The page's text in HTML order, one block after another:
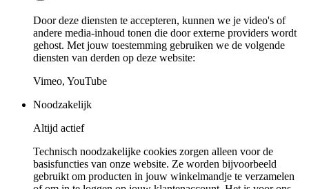
Door deze diensten te accepteren, kunnen we je video's of
andere media-inhoud tonen die door externe providers wordt
gehost. Met jouw toestemming gebruiken we de volgende
diensten van derden op deze website:
Vimeo, YouTube
Noodzakelijk
Altijd actief
Technisch noodzakelijke cookies zorgen alleen voor de
basisfuncties van onze website. Ze worden bijvoorbeeld
gebruikt om producten in jouw winkelmandje te verzamelen